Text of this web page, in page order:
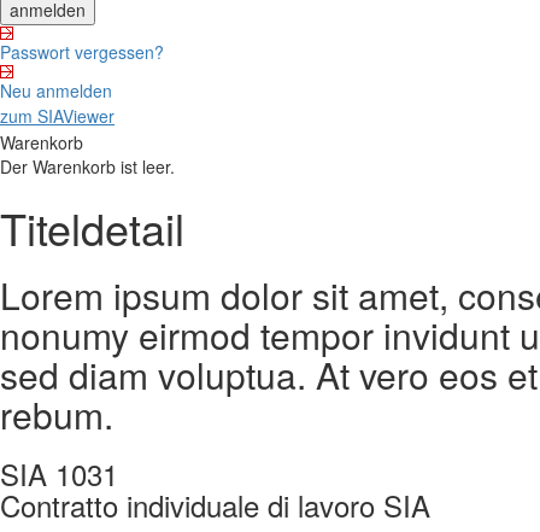
Passwort vergessen?
Neu anmelden
zum SIAViewer
Warenkorb
Der Warenkorb ist leer.
Titeldetail
Lorem ipsum dolor sit amet,
nonumy eirmod tempor invidunt
sed diam voluptua. At vero eos
rebum.
SIA 1031
Contratto individuale di lavoro SIA